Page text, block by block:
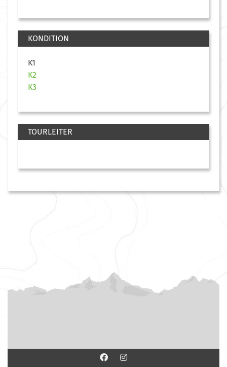
KONDITION
K1
K2
K3
TOURLEITER